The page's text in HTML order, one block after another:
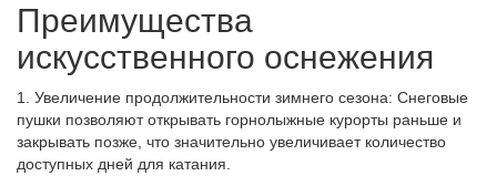
Преимущества
искусственного оснежения
1. Увеличение продолжительности зимнего сезона: Снеговые
пушки позволяют открывать горнолыжные курорты раньше и
закрывать позже, что значительно увеличивает количество
доступных дней для катания.